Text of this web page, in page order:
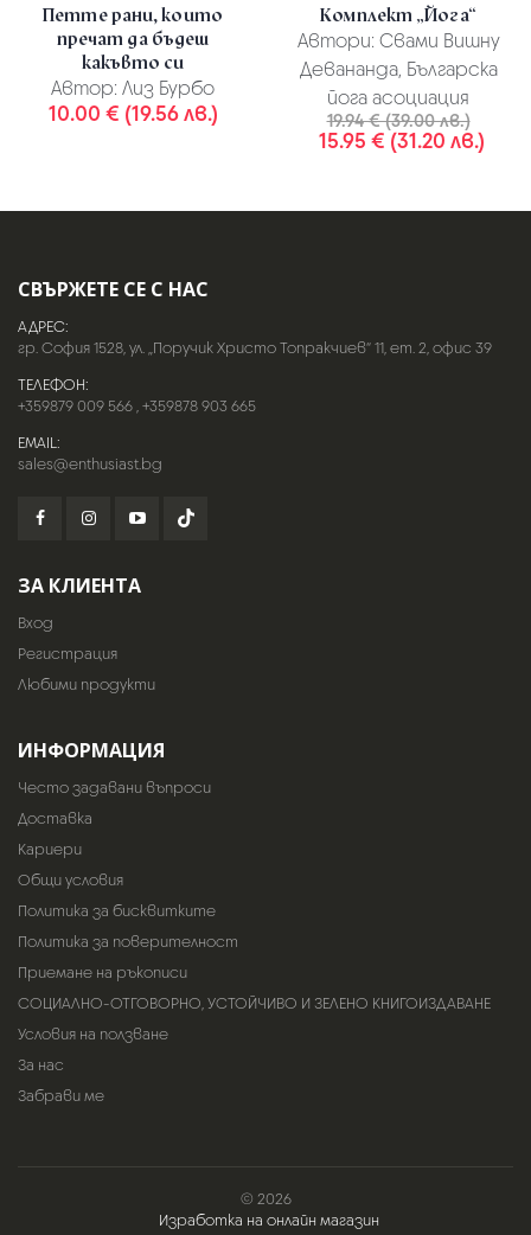
Петте рани, които
пречат да бъдеш
какъвто си
Автор: Лиз Бурбо
10.00 € (19.56 лв.)
Комплект „Йога“
Автори: Свами Вишну
Девананда, Българска
йога асоциация
19.94 € (39.00 лв.)
15.95 € (31.20 лв.)
СВЪРЖЕТЕ СЕ С НАС
АДРЕС:
гр. София 1528, ул. „Поручик Христо Топракчиев“ 11, ет. 2, офис 39
ТЕЛЕФОН:
+359879 009 566,+359878 903 665
EMAIL:
sales@enthusiast.bg
ЗА КЛИЕНТА
Вход
Регистрация
Любими продукти
ИНФОРМАЦИЯ
Често задавани въпроси
Доставка
Кариери
Общи условия
Политика за бисквитките
Политика за поверителност
Приемане на ръкописи
СОЦИАЛНО-ОТГОВОРНО, УСТОЙЧИВО И ЗЕЛЕНО КНИГОИЗДАВАНЕ
Условия на ползване
За нас
Забрави ме
© 2026
Изработка на онлайн магазин